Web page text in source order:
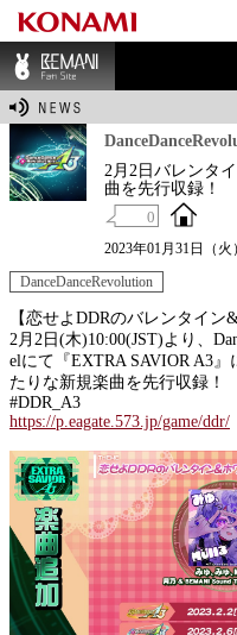
BEMANI Fan Sit
2月2日バレンタ
曲を先行収録！
0
2023年01月31日（火
DanceDanceRevolution
【恋せよDDRのバレンタイン
2月2日(木)10:00(JST)より、
elにて『EXTRA SAVIOR A3
たりな新規楽曲を先行収録！
#DDR_A3
https://p.eagate.573.jp/game/ddr/